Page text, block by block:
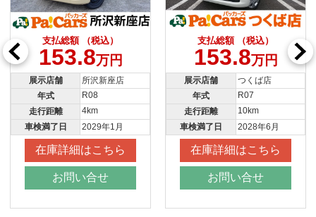
支払総額 （税込）
153.8万円
展示店舗
所沢新座店
年式
R08
走行距離
4km
車検満了日
2029年1月
在庫詳細はこちら
お問い合せ
支払総額 （税込）
153.8万円
展示店舗
つくば店
年式
R07
走行距離
10km
車検満了日
2028年6月
在庫詳細はこちら
お問い合せ